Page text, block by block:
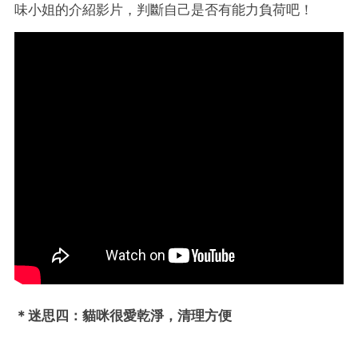
味小姐的介紹影片，判斷自己是否有能力負荷吧！
＊ 迷思四 ：貓咪很愛乾淨，清理方便